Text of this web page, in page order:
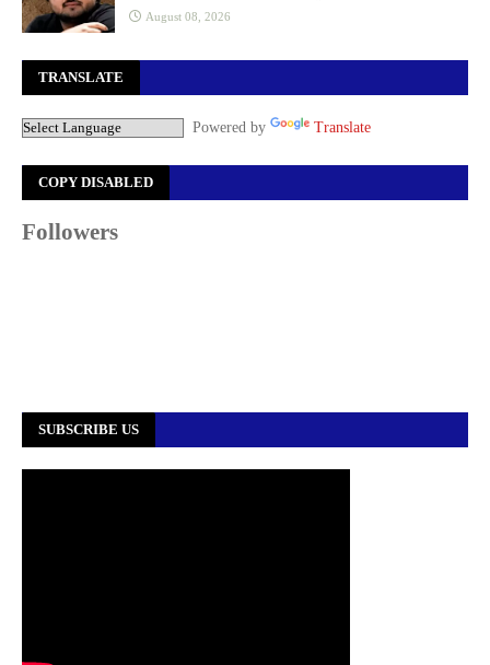
August 08, 2026
TRANSLATE
Powered by Translate
COPY DISABLED
Followers
SUBSCRIBE US